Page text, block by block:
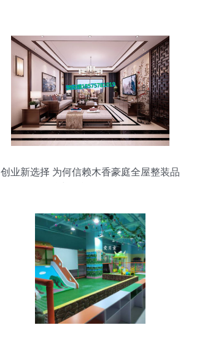
创业新选择 为何信赖木香豪庭全屋整装品